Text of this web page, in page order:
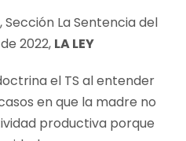
Sección La Sentencia del
2022, LA LEY
el TS al entender
en que la madre no
productiva porque